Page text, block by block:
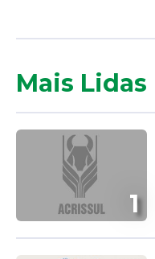
Mais Lidas
1